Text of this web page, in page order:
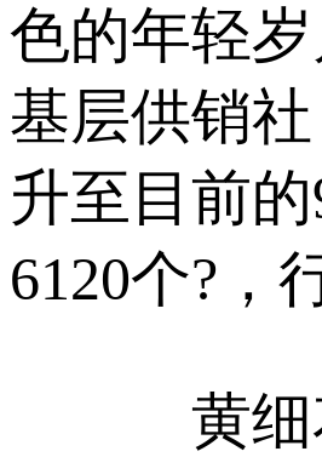
色的年轻
基层供销
升至目前
6120个?，
黄细花